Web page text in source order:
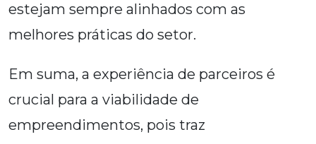
estejam sempre alinhados com as
melhores práticas do setor.
Em suma, a experiência de parceiros é
crucial para a viabilidade de
empreendimentos, pois traz